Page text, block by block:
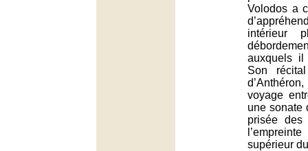
Volodos a
intérieur
auxquels
Son
voyage
une sonate
prisée des
supérieur